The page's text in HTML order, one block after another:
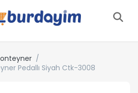
Pedallı Siyah Ctk-3008